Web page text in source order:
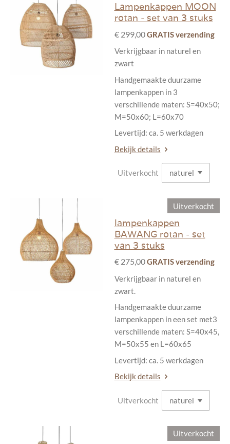
Lampenkappen MOON
rotan - set van 3 stuks
€ 299,00GRATIS verzending
Verkrijgbaar in naturel en
zwart
Handgemaakte duurzame
lampenkappen in 3
verschillende maten: S=40x50;
M=50x60; L=60x70
Levertijd: ca. 5 werkdagen
Bekijk details
Uitverkocht
Uitverkocht
lampenkappen
BAWANG rotan - set
van 3 stuks
€ 275,00GRATIS verzending
Verkrijgbaar in naturel en
zwart.
Handgemaakte duurzame
lampenkappen in een set met3
verschillende maten: S=40x45,
M=50x55 en L=60x65
Levertijd: ca. 5 werkdagen
Bekijk details
Uitverkocht
Uitverkocht